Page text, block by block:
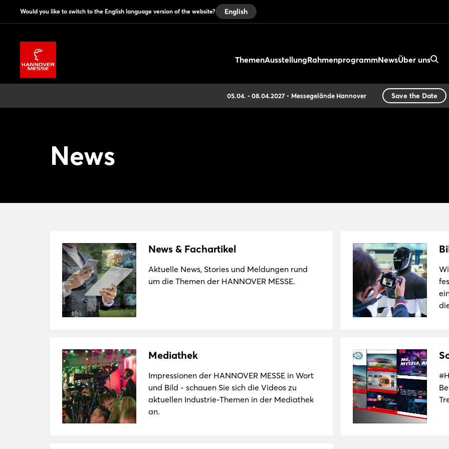
05.04. - 08.04.2027 Messegelände Hannover Save the Date
Would you like to switch to the English language version of the website? English
ThemenAusstellungRahmenprogrammNewsÜber uns
News
News & Fachartikel
Aktuelle News, Stories und Meldungen rund
um die Themen der HANNOVER MESSE.
Mediathek
Impressionen der HANNOVER MESSE in Wort
und Bild - schauen Sie sich die Videos zu
aktuellen Industrie-Themen in der Mediathek
an.
Login